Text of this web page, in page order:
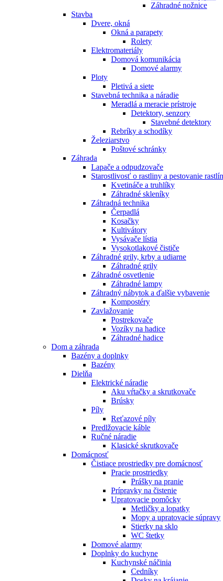
Záhradné nožnice
Stavba
Dvere, okná
Okná a parapety
Rolety
Elektromateriály
Domová komunikácia
Domové alarmy
Ploty
Pletivá a siete
Stavebná technika a náradie
Meradlá a meracie prístroje
Detektory, senzory
Stavebné detektory
Rebríky a schodíky
Železiarstvo
Poštové schránky
Záhrada
Lapače a odpudzovače
Starostlivosť o rastliny a pestovanie rastlín
Kvetináče a truhlíky
Záhradné skleníky
Záhradná technika
Čerpadlá
Kosačky
Kultivátory
Vysávače lístia
Vysokotlakové čističe
Záhradné grily, krby a udiarne
Záhradné grily
Záhradné osvetlenie
Záhradné lampy
Záhradný nábytok a ďalšie vybavenie
Kompostéry
Zavlažovanie
Postrekovače
Vozíky na hadice
Záhradné hadice
Dom a záhrada
Bazény a doplnky
Bazény
Dielňa
Elektrické náradie
Aku vŕtačky a skrutkovače
Brúsky
Píly
Reťazové píly
Predlžovacie káble
Ručné náradie
Klasické skrutkovače
Domácnosť
Čistiace prostriedky pre domácnosť
Pracie prostriedky
Prášky na pranie
Prípravky na čistenie
Upratovacie pomôcky
Metličky a lopatky
Mopy a upratovacie súpravy
Stierky na sklo
WC štetky
Domové alarmy
Doplnky do kuchyne
Kuchynské náčinia
Cedníky